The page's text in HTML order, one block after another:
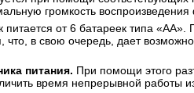
громкость
питается от 6 батареек типа
в свою очередь, дает
питания. При помощи этого
время непрерывной работы